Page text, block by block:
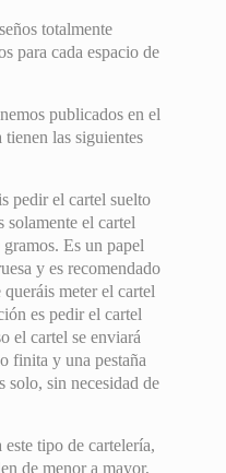
totalmente
para cada espacio de
publicados en el
tienen las siguientes
pedir el cartel suelto
solamente el cartel
Es un papel
y es recomendado
meter el cartel
es pedir el cartel
el cartel se enviará
finita y una pestaña
solo, sin necesidad de
este tipo de cartelería,
de menor a mayor,